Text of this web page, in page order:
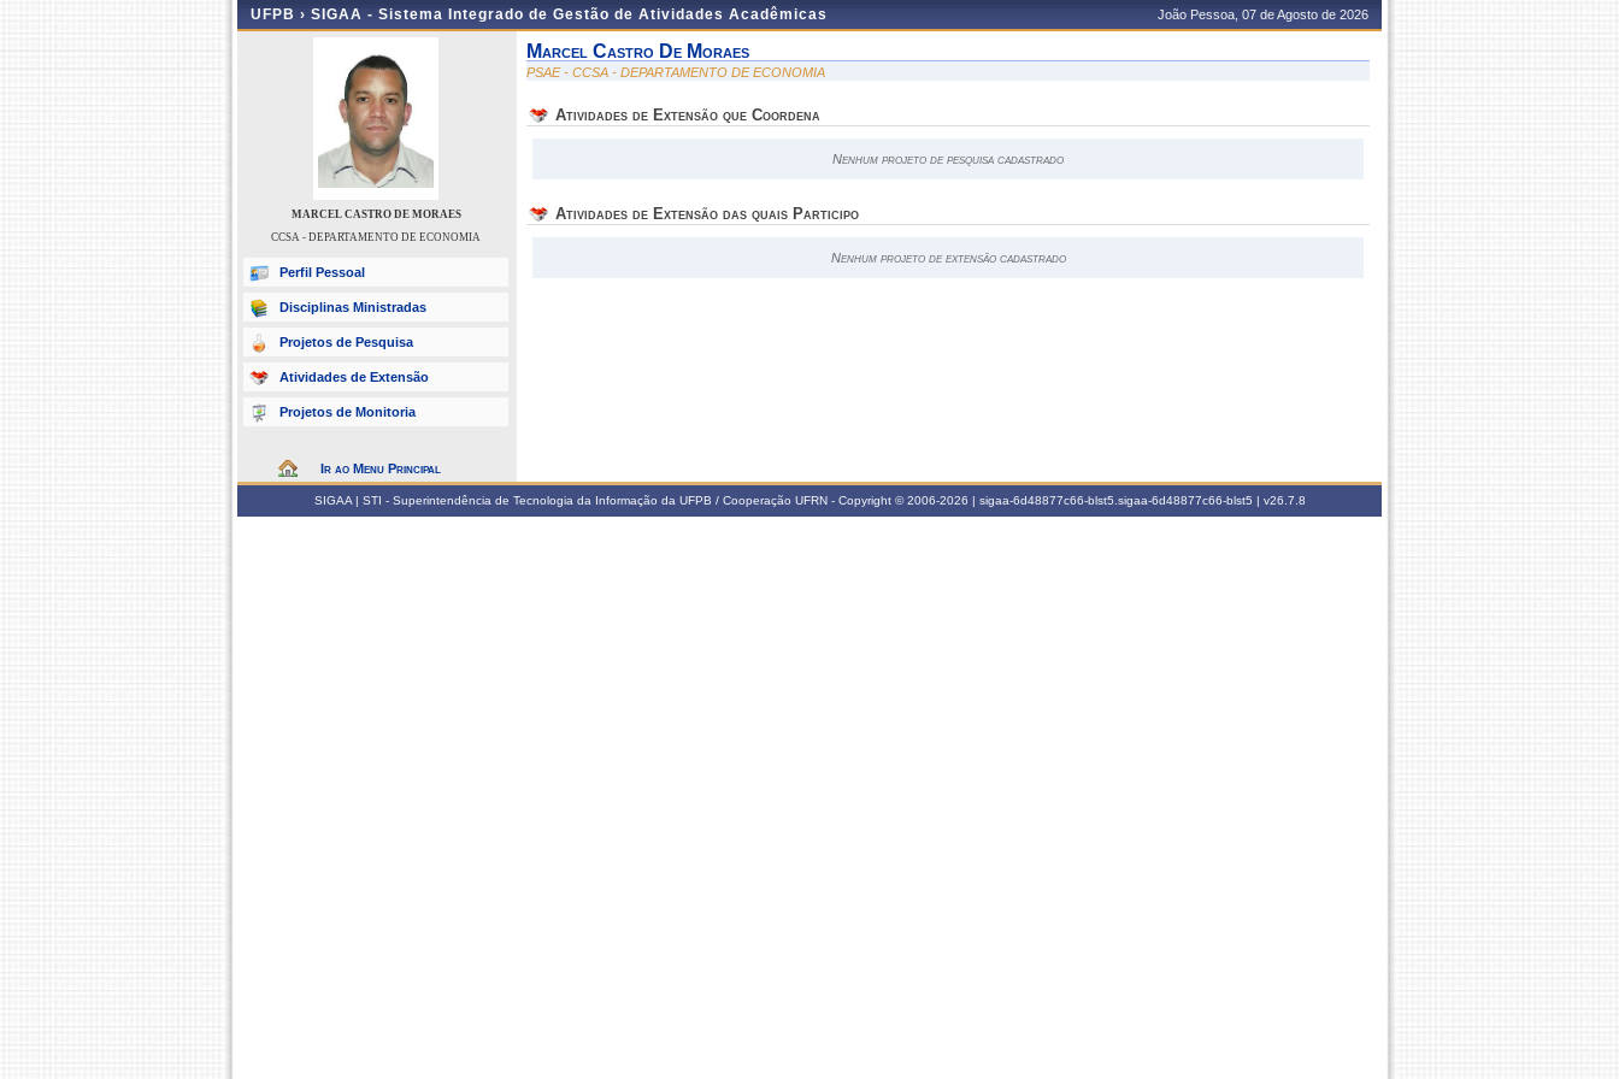
UFPB › SIGAA - Sistema Integrado de Gestão de Atividades Acadêmicas João Pessoa, 07 de Agosto de 2026
MARCEL CASTRO DE MORAES
CCSA - DEPARTAMENTO DE ECONOMIA
Perfil Pessoal
Disciplinas Ministradas
Projetos de Pesquisa
Atividades de Extensão
Projetos de Monitoria
Ir ao Menu Principal
Marcel Castro De Moraes
PSAE - CCSA - DEPARTAMENTO DE ECONOMIA
Atividades de Extensão que Coordena
Nenhum projeto de pesquisa cadastrado
Atividades de Extensão das quais Participo
Nenhum projeto de extensão cadastrado
SIGAA | STI - Superintendência de Tecnologia da Informação da UFPB / Cooperação UFRN - Copyright © 2006-2026 | sigaa-6d48877c66-blst5.sigaa-6d48877c66-blst5 | v26.7.8